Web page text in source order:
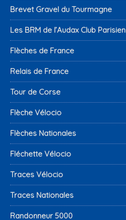
Brevet Gravel du Tourmagne
Les BRM de l’Audax Club Parisien
Flèches de France
Relais de France
Tour de Corse
Flèche Vélocio
Flèches Nationales
Fléchette Vélocio
Traces Vélocio
Traces Nationales
Randonneur 5000